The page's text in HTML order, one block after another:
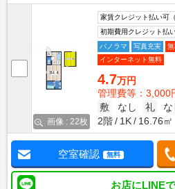
画像 : 22枚
家賃クレジット払い可
初期費用クレジット払
パノラマ
写真充実
インターネット無料
4.7万円
管理費等：3,000
敷
なし 礼
な
2階
1K 16.76㎡
空室確認 無料
お店にLINE